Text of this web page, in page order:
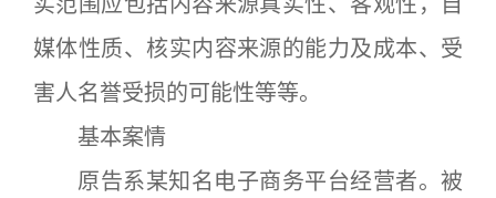
媒体性质、核实内容来源的能力及成本、受
害人名誉受损的可能性等等。
基本案情
原告系某知名电子商务平台经营者。被